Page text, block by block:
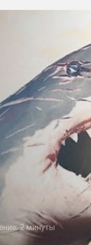
2 минуты